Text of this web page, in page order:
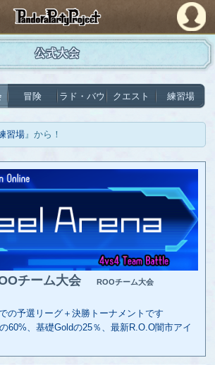
PandoraPartyProject
公式大会
冒険 ラド・バウ クエスト 練習場
習場』から！
チーム大会 ROOチーム大会
の予選リーグ＋決勝トーナメントです
60%、基礎Goldの25％、最新R.O.O闇市アイ